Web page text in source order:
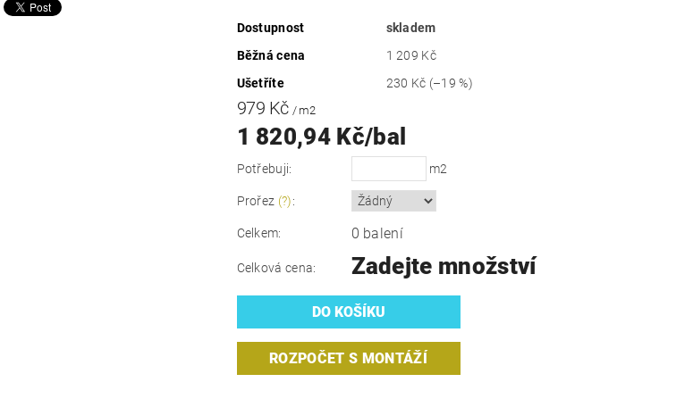
Dostupnost
skladem
Běžná cena
1 209 Kč
Ušetříte
230 Kč (–19 %)
979 Kč/ m2
1 820,94 Kč/bal
Potřebuji: m2
Prořez (?):
Celkem: 0 balení
Celková cena: Zadejte množství
ROZPOČET S MONTÁŽÍ